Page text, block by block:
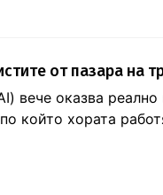
от пазара на
вече оказва
който хората